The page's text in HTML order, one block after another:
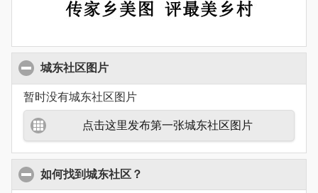
城东社区图片
暂时没有城东社区图片
点击这里发布第一张城东社区图片
如何找到城东社区？